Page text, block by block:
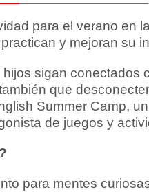
para el verano en
y mejoran su
sigan conectados
que
Summer Camp,
de juegos y
para mentes